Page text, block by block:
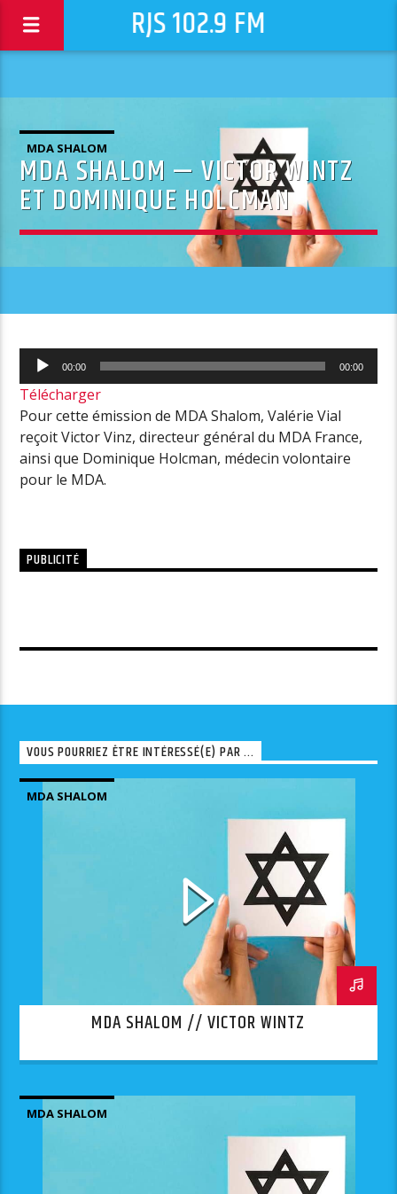
RJS 102.9 FM
MDA SHALOM
MDA SHALOM — VICTOR WINTZ
ET DOMINIQUE HOLCMAN
Lecteur
audio
00:00 00:00
Télécharger
Pour cette émission de MDA Shalom, Valérie Vial
reçoit Victor Vinz, directeur général du MDA France,
ainsi que Dominique Holcman, médecin volontaire
pour le MDA.
PUBLICITÉ
VOUS POURRIEZ ÊTRE INTÉRESSÉ(E) PAR ...
MDA SHALOM
MDA SHALOM // VICTOR WINTZ
MDA SHALOM